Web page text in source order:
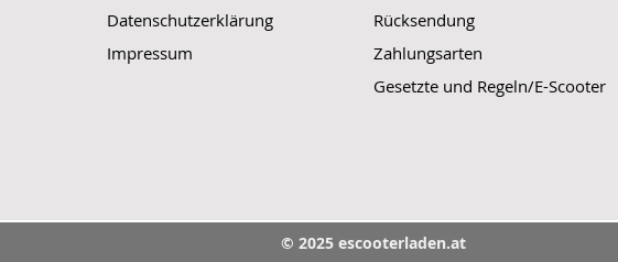
Datenschutzerklärung
Impressum
Rücksendung
Zahlungsarten
Gesetzte und Regeln/E-Scooter
© 2025 escooterladen.at